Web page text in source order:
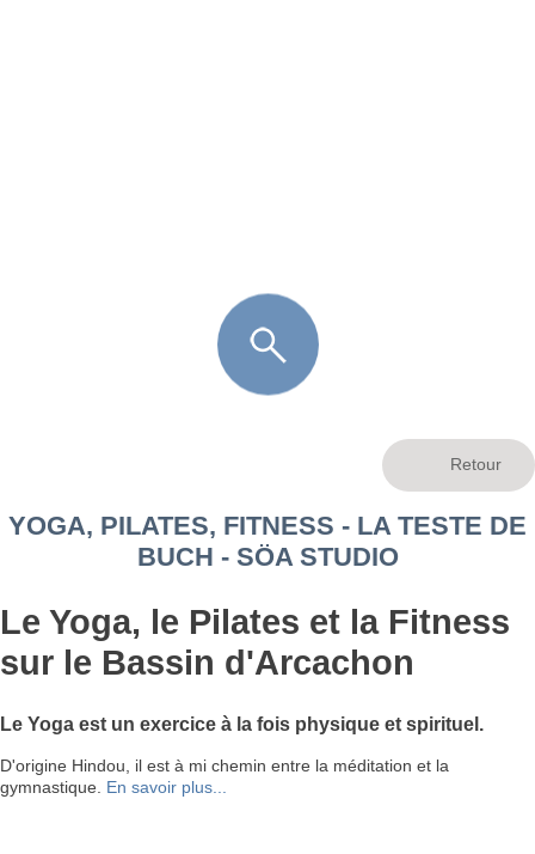
YOGA, PILATES, FITNESS - LA TESTE DE
BUCH - SÖA STUDIO
Le Yoga, le Pilates et la Fitness
sur le Bassin d'Arcachon
Le Yoga est un exercice à la fois physique et spirituel.
D'origine Hindou, il est à mi chemin entre la méditation et la
gymnastique. En savoir plus...